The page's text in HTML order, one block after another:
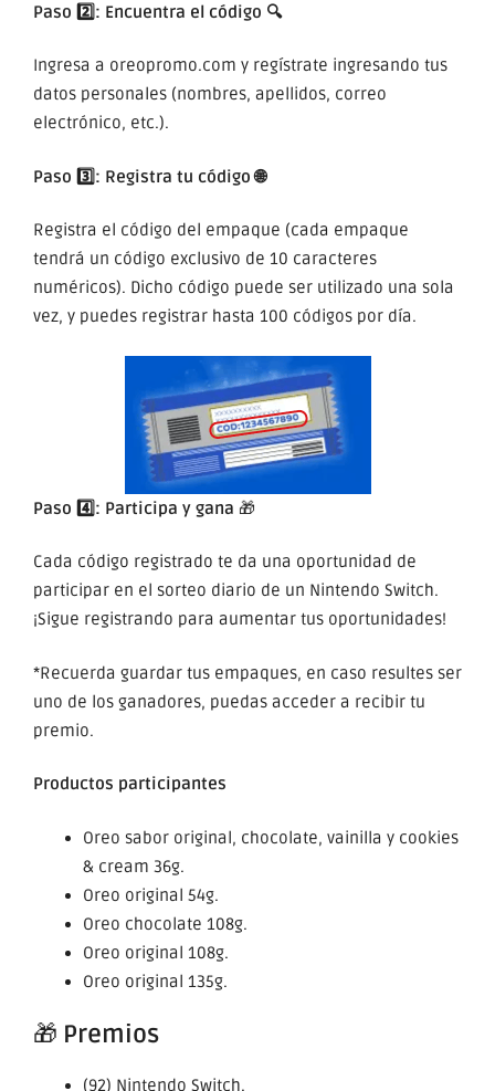
Paso 2️⃣: Encuentra el código 🔍
Ingresa a oreopromo.com y regístrate ingresando tus
datos personales (nombres, apellidos, correo
electrónico, etc.).
Paso 3️⃣: Registra tu código 🌐
Registra el código del empaque (cada empaque
tendrá un código exclusivo de 10 caracteres
numéricos). Dicho código puede ser utilizado una sola
vez, y puedes registrar hasta 100 códigos por día.
Paso 4️⃣: Participa y gana 🎁
Cada código registrado te da una oportunidad de
participar en el sorteo diario de un Nintendo Switch.
¡Sigue registrando para aumentar tus oportunidades!
*Recuerda guardar tus empaques, en caso resultes ser
uno de los ganadores, puedas acceder a recibir tu
premio.
Productos participantes
Oreo sabor original, chocolate, vainilla y cookies
& cream 36g.
Oreo original 54g.
Oreo chocolate 108g.
Oreo original 108g.
Oreo original 135g.
🎁 Premios
(92) Nintendo Switch.